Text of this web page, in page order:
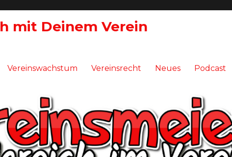
mit Deinem Verein
Vereinswachstum Vereinsrecht Neues Podcast